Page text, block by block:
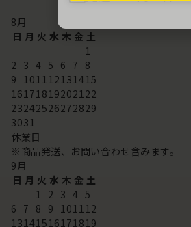
8月
日 月 火 水 木 金 土
1
2 3 4 5 6 7 8
9 101112131415
16171819202122
23242526272829
3031
休業日
※商品発送、お問い合わせ含みます。
9月
日 月 火 水 木 金 土
1 2 3 4 5
6 7 8 9 101112
13141516171819